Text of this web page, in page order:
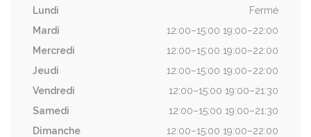
Lundi
Fermé
Mardi
12:00–15:00 19:00–22:00
Mercredi
12:00–15:00 19:00–22:00
Jeudi
12:00–15:00 19:00–22:00
Vendredi
12:00–15:00 19:00–21:30
Samedi
12:00–15:00 19:00–21:30
Dimanche
12:00–15:00 19:00–22:00